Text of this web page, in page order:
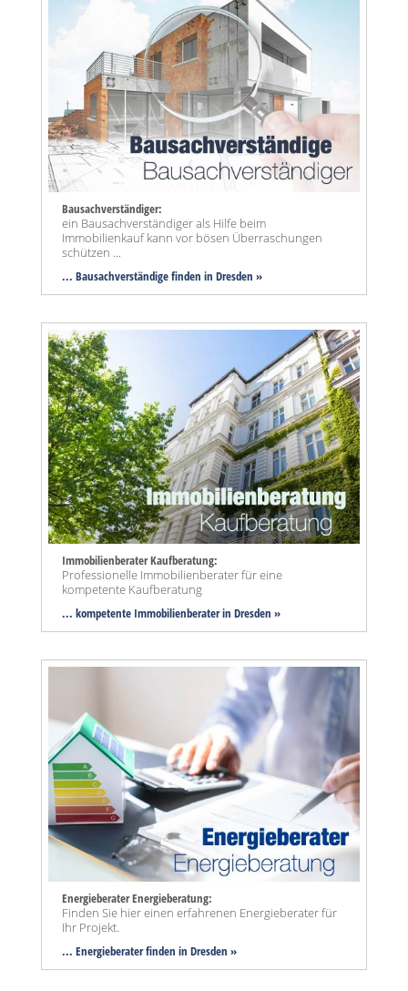
Bausachverständiger:
ein Bausachverständiger als Hilfe beim
Immobilienkauf kann vor bösen Überraschungen
schützen ...
... Bausachverständige finden in Dresden »
Immobilienberater Kaufberatung:
Professionelle Immobilienberater für eine
kompetente Kaufberatung
... kompetente Immobilienberater in Dresden »
Energieberater Energieberatung:
Finden Sie hier einen erfahrenen Energieberater für
Ihr Projekt.
... Energieberater finden in Dresden »